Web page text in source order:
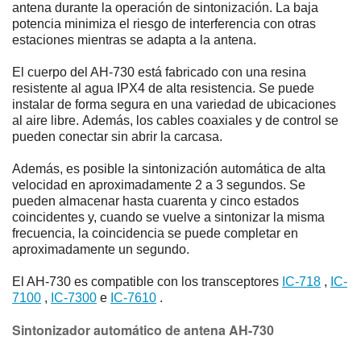
antena durante la operación de sintonización. La baja
potencia minimiza el riesgo de interferencia con otras
estaciones mientras se adapta a la antena.
El cuerpo del AH-730 está fabricado con una resina
resistente al agua IPX4 de alta resistencia. Se puede
instalar de forma segura en una variedad de ubicaciones
al aire libre. Además, los cables coaxiales y de control se
pueden conectar sin abrir la carcasa.
Además, es posible la sintonización automática de alta
velocidad en aproximadamente 2 a 3 segundos. Se
pueden almacenar hasta cuarenta y cinco estados
coincidentes y, cuando se vuelve a sintonizar la misma
frecuencia, la coincidencia se puede completar en
aproximadamente un segundo.
El AH-730 es compatible con los transceptores IC-718 , IC-
7100 , IC-7300 e IC-7610 .
Sintonizador automático de antena AH-730